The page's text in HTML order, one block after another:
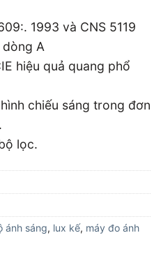
1993 và CNS 5119
A
hiệu quả quang phổ
chiếu sáng trong đơn
lọc.
ánh sáng, lux kế, máy đo ánh